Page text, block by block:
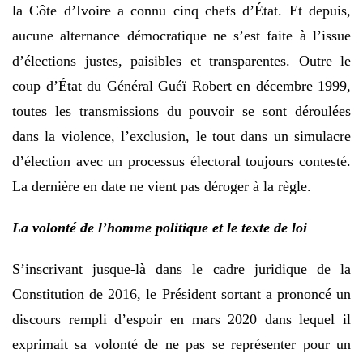
la Côte d’Ivoire a connu cinq chefs d’État. Et depuis,
aucune alternance démocratique ne s’est faite à l’issue
d’élections justes, paisibles et transparentes. Outre le
coup d’État du Général Guéï Robert en décembre 1999,
toutes les transmissions du pouvoir se sont déroulées
dans la violence, l’exclusion, le tout dans un simulacre
d’élection avec un processus électoral toujours contesté.
La dernière en date ne vient pas déroger à la règle.
La volonté de l’homme politique et le texte de loi
S’inscrivant jusque-là dans le cadre juridique de la
Constitution de 2016, le Président sortant a prononcé un
discours rempli d’espoir en mars 2020 dans lequel il
exprimait sa volonté de ne pas se représenter pour un